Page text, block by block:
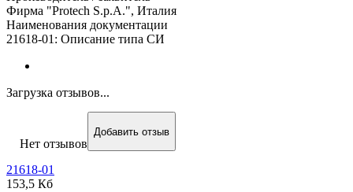
Фирма "Protech S.p.A.", Италия
Наименования документации
21618-01: Описание типа СИ
Загрузка отзывов...
Нет отзывов
Добавить отзыв
21618-01
153,5 Кб